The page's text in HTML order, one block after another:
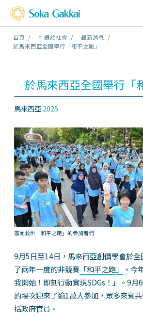
首頁 扎根於社會
最新消息
於馬來西亞全國舉行「和平之跑」
於馬來西亞全國舉行「
馬來西亞2025
雪蘭莪州 「和平之跑」的參加者們
9月5日至14日，馬來西亞創價學會於
了兩年一度的非競賽「和平之跑」
。今
我開始！即刻行動實現SDGs！」。9月
的場次迎來了逾1萬人參加，眾多來賓
括政府官員。